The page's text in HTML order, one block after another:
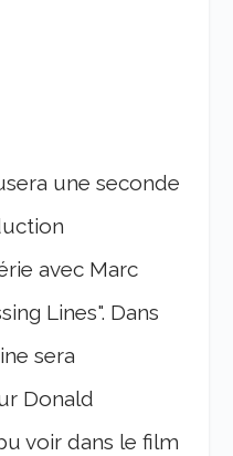
une seconde
avec Marc
Lines". Dans
sera
Donald
voir dans le film